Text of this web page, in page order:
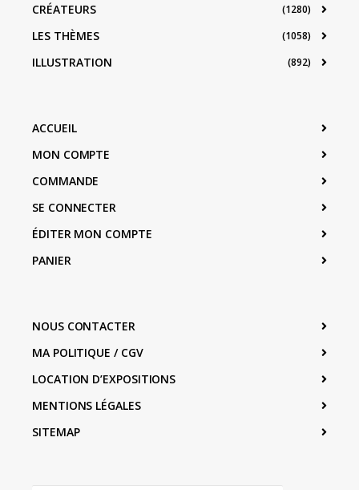
CRÉATEURS (1280)
LES THÈMES (1058)
ILLUSTRATION (892)
ACCUEIL
MON COMPTE
COMMANDE
SE CONNECTER
ÉDITER MON COMPTE
PANIER
NOUS CONTACTER
MA POLITIQUE / CGV
LOCATION D’EXPOSITIONS
MENTIONS LÉGALES
SITEMAP